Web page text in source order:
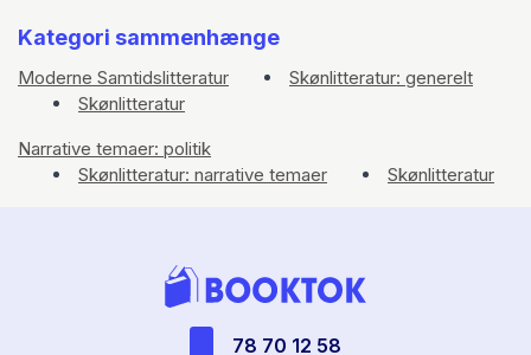
Kategori sammenhænge
Moderne Samtidslitteratur
Skønlitteratur: generelt
Skønlitteratur
Narrative temaer: politik
Skønlitteratur: narrative temaer
Skønlitteratur
78 70 12 58